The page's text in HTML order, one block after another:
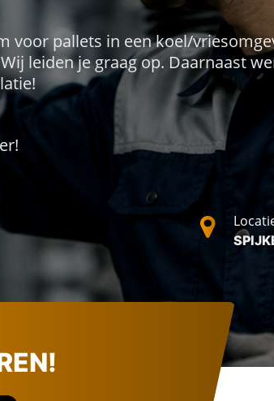
voor pallets in een koel/
leiden je graag op. Daarnaast